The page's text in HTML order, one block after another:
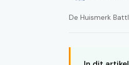
De Huismerk